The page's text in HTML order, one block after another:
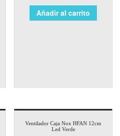
Añadir al carrito
Ventilador Caja Nox HFAN 12cm
Led Verde